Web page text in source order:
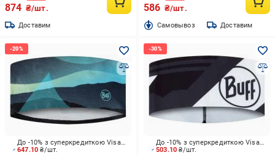
874 ₴/шт.
Доставим
586 ₴/шт.
Cамовывоз Доставим
647.10₴/шт.
До -10% з суперкредиткою Visa Вигода
503.10₴/шт.
До -10% з суперкредиткою Visa Вигода